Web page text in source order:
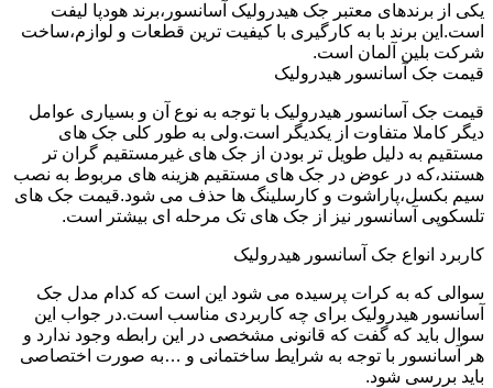
یکی از برندهای معتبر جک هیدرولیک آسانسور،برند هودپا لیفت
است.این برند با به کارگیری با کیفیت ترین قطعات و لوازم،ساخت
شرکت بلین آلمان است.
قیمت جک آسانسور هیدرولیک
قیمت جک آسانسور هیدرولیک با توجه به نوع آن و بسیاری عوامل
دیگر کاملا متفاوت از یکدیگر است.ولی به طور کلی جک های
مستقیم به دلیل طویل تر بودن از جک های غیرمستقیم گران تر
هستند،که در عوض در جک های مستقیم هزینه های مربوط به نصب
سیم بکسل،پاراشوت و کارسلینگ ها حذف می شود.قیمت جک های
تلسکوپی آسانسور نیز از جک های تک مرحله ای بیشتر است.
کاربرد انواع جک آسانسور هیدرولیک
سوالی که به کرات پرسیده می شود این است که کدام مدل جک
آسانسور هیدرولیک برای چه کاربردی مناسب است.در جواب این
سوال باید که گفت که قانونی مشخصی در این رابطه وجود ندارد و
هر آسانسور با توجه به شرایط ساختمانی و …به صورت اختصاصی
باید بررسی شود.